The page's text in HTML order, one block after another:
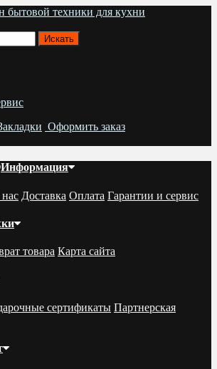
Оформить заказ
Информация
Доставка Оплата Гарантии и сервис
товара Карта сайта
сертификаты Партнерская